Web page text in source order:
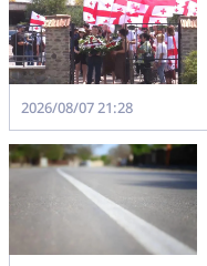
2026/08/07 21:28